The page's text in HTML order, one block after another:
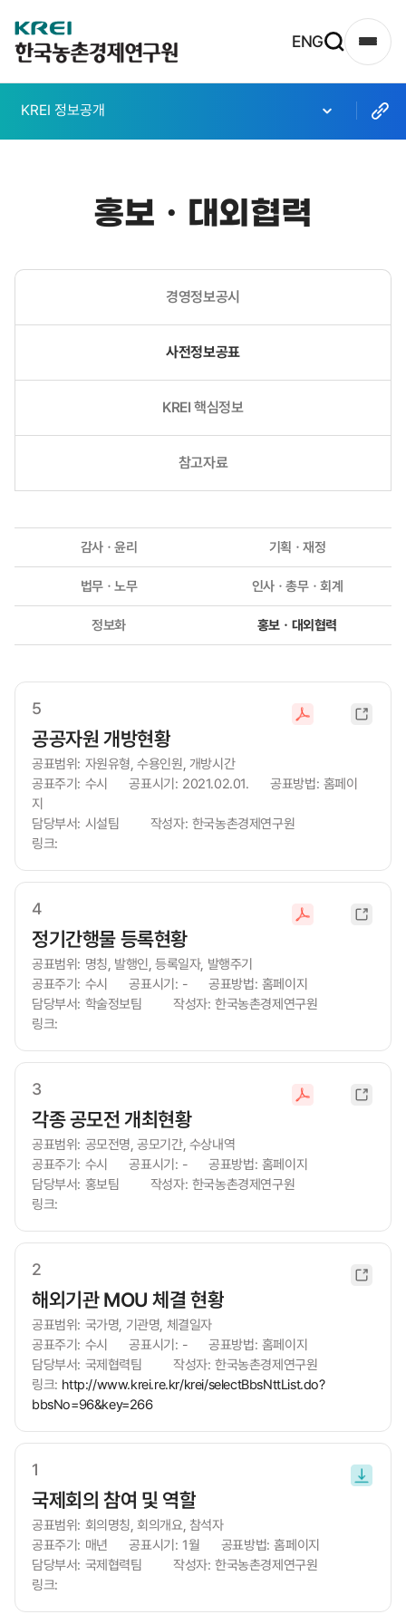
한
국
촌
원
ENG
트
맵
KREI 정보공개
홍보ㆍ대외협력
경영정보공시
사전정보공표
KREI 핵심정보
참고자료
감사ㆍ윤리 기획ㆍ재정
법무ㆍ노무 인사ㆍ총무ㆍ회계
정보화 홍보ㆍ대외협력
5
공공자원 개방현황
공표범위: 자원유형, 수용인원, 개방시간
공표주기: 수시 공표시기: 2021.02.01. 공표방법: 홈페이
지
담당부서: 시설팀 작성자: 한국농촌경제연구원
링크:
파
운
드
새
4
정기간행물 등록현황
공표범위: 명칭, 발행인, 등록일자, 발행주기
공표주기: 수시 공표시기: - 공표방법: 홈페이지
담당부서: 학술정보팀 작성자: 한국농촌경제연구원
링크:
파
운
로
새
3
각종 공모전 개최현황
공표범위: 공모전명, 공모기간, 수상내역
공표주기: 수시 공표시기: - 공표방법: 홈페이지
담당부서: 홍보팀 작성자: 한국농촌경제연구원
링크:
파
운
로
새
2
해외기관 MOU 체결 현황
공표범위: 국가명, 기관명, 체결일자
공표주기: 수시 공표시기: - 공표방법: 홈페이지
담당부서: 국제협력팀 작성자: 한국농촌경제연구원
링크: http://www.krei.re.kr/krei/selectBbsNttList.do?
bbsNo=96&key=266
새
1
국제회의 참여 및 역할
공표범위: 회의명칭, 회의개요, 참석자
공표주기: 매년 공표시기: 1월 공표방법: 홈페이지
담당부서: 국제협력팀 작성자: 한국농촌경제연구원
링크:
파
새